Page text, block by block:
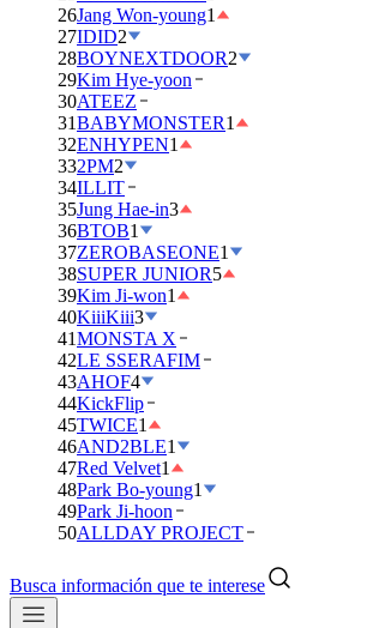
26Jang Won-young1
27IDID2
28BOYNEXTDOOR2
29Kim Hye-yoon
30ATEEZ
31BABYMONSTER1
32ENHYPEN1
332PM2
34ILLIT
35Jung Hae-in3
36BTOB1
37ZEROBASEONE1
38SUPER JUNIOR5
39Kim Ji-won1
40KiiiKiii3
41MONSTA X
42LE SSERAFIM
43AHOF4
44KickFlip
45TWICE1
46AND2BLE1
47Red Velvet1
48Park Bo-young1
49Park Ji-hoon
50ALLDAY PROJECT
Busca información que te interese